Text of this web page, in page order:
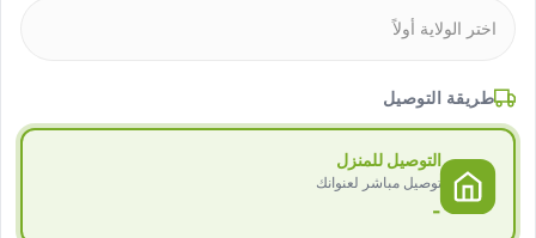
طريقة التوصيل
التوصيل للمنزل
توصيل مباشر لعنوانك
-